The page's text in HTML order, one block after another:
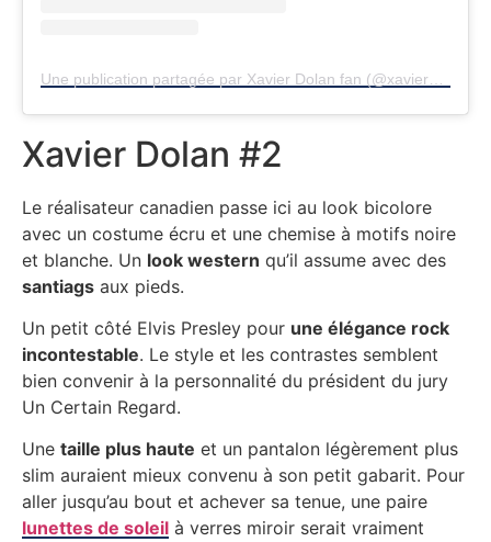
Xavier Dolan #2
Le réalisateur canadien passe ici au look bicolore
avec un costume écru et une chemise à motifs noire
et blanche. Un look western qu’il assume avec des
santiags aux pieds.
Un petit côté Elvis Presley pour une élégance rock
incontestable. Le style et les contrastes semblent
bien convenir à la personnalité du président du jury
Un Certain Regard.
Une taille plus haute et un pantalon légèrement plus
slim auraient mieux convenu à son petit gabarit. Pour
aller jusqu’au bout et achever sa tenue, une paire
lunettes de soleil à verres miroir serait vraiment